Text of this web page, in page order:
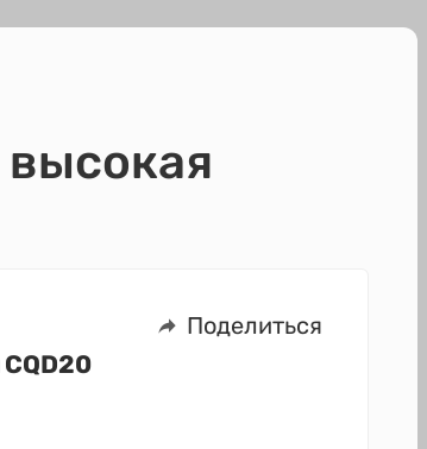
высокая
Поделиться